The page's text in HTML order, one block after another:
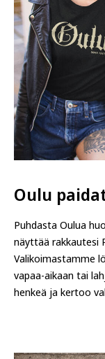
Oulu
Puhdasta Oulua
näyttää rakkautesi
Valikoimastamme
vapaa-aikaan tai
henkeä ja kertoo